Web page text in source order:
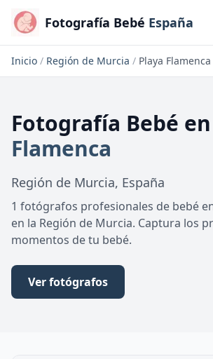
Fotografía Bebé España
Inicio / Región de Murcia / Playa Flamenca
Fotografía Bebé en
Flamenca
Región de Murcia, España
1 fotógrafos profesionales de bebé
en la Región de Murcia. Captura los
momentos de tu bebé.
Ver fotógrafos